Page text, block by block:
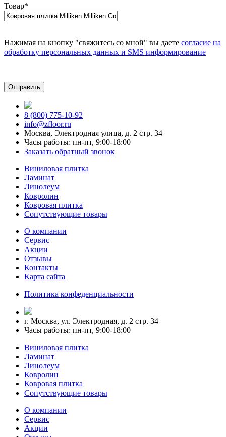
Товар*
Нажимая на кнопку "свяжитесь со мной" вы даете согласие на
обработку персональных данных и SMS информирование
8 (800) 775-10-92
info@zfloor.ru
Москва, Электродная улица, д. 2 стр. 34
Часы работы: пн-пт, 9:00-18:00
Заказать обратный звонок
Виниловая плитка
Ламинат
Линолеум
Ковролин
Ковровая плитка
Сопутствующие товары
О компании
Сервис
Акции
Отзывы
Контакты
Карта сайта
Политика конфеденциальности
г. Москва, ул. Электродная, д. 2 стр. 34
Часы работы: пн-пт, 9:00-18:00
Виниловая плитка
Ламинат
Линолеум
Ковролин
Ковровая плитка
Сопутствующие товары
О компании
Сервис
Акции